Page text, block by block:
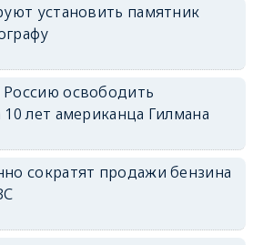
установить памятник
освободить
лет американца Гилмана
сократят продажи бензина